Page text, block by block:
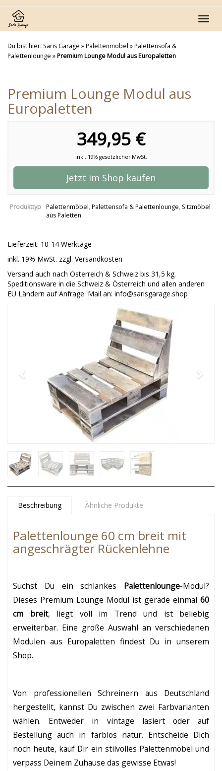
Skip
main
content
Du bist hier: Saris Garage »Palettenmöbel »Palettensofa &
Palettenlounge »Premium Lounge Modul aus Europaletten
Premium Lounge Modul aus
Europaletten
349,95 €
inkl. 19% gesetzlicher MwSt.
Jetzt im Shop kaufen
Produkttyp Palettenmöbel, Palettensofa & Palettenlounge, Sitzmöbel
aus Paletten
Lieferzeit: 10-14 Werktage
inkl. 19% MwSt. zzgl. Versandkosten
Versand auch nach Österreich & Schweiz bis 31,5 kg.
Speditionsware in die Schweiz & Österreich und allen anderen
EU Ländern auf Anfrage. Mail an: info@sarisgarage.shop
Beschreibung Ähnliche Produkte
Palettenlounge 60 cm breit mit
angeschrägter Rückenlehne
Suchst Du ein schlankes Palettenlounge-Modul?
Dieses Premium Lounge Modul ist gerade einmal 60
cm breit, liegt voll im Trend und ist beliebig
erweiterbar. Eine große Auswahl an verschiedenen
Modulen aus Europaletten findest Du in unserem
Shop.
Von professionellen Schreinern aus Deutschland
hergestellt, kannst Du zwischen zwei Farbvarianten
wählen. Entweder in vintage lasiert oder auf
Bestellung auch in farblos natur. Entscheide Dich
noch heute, kauf Dir ein stilvolles Palettenmöbel und
verpass Deinem Zuhause das gewisse Etwas!